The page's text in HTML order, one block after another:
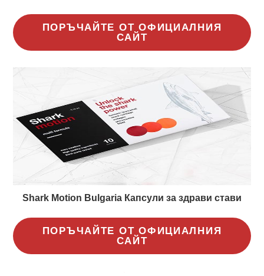
ПОРЪЧАЙТЕ ОТ ОФИЦИАЛНИЯ
САЙТ
Shark Motion Bulgaria Капсули за здрави стави
ПОРЪЧАЙТЕ ОТ ОФИЦИАЛНИЯ
САЙТ